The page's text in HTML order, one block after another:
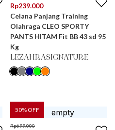
Rp239.000
Celana Panjang Training
Olahraga CLEO SPORTY
PANTS HITAM Fit BB 43 sd 95
Kg
LEZAHRASIGNATURE
50% OFF
Rp699.000